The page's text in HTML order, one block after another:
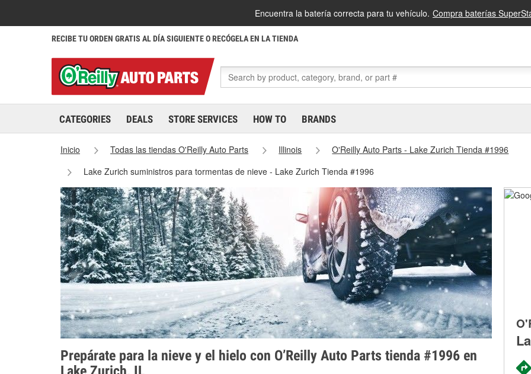
Encuentra la batería correcta para tu vehículo. Compra baterías
RECIBE TU ORDEN GRATIS AL DÍA SIGUIENTE O RECÓGELA EN LA TIENDA
CATEGORIES DEALS STORE SERVICES HOW TO BRANDS
Inicio Todas las tiendas O'Reilly Auto Parts Illinois
O'Reilly Auto Parts - Lake Zurich Tienda #1996
Lake Zurich suministros para tormentas de nieve - Lake Zurich Tienda #1996
Prepárate para la nieve y el hielo con O’Reilly Auto Parts tienda #1996 en